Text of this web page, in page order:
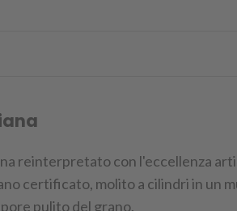
reinterpretato con l'eccellenza
certificato, molito a cilindri in un
pulito del grano.